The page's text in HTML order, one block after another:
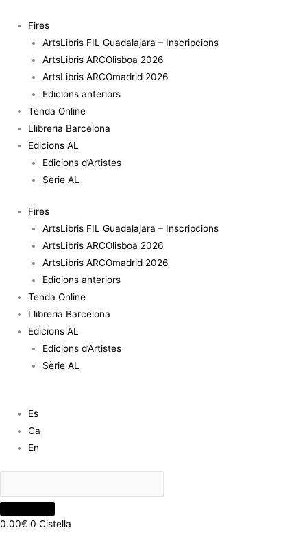
contingut
Fires
ArtsLibris FIL Guadalajara – Inscripcions
ArtsLibris ARCOlisboa 2026
ArtsLibris ARCOmadrid 2026
Edicions anteriors
Tenda Online
Llibreria Barcelona
Edicions AL
Edicions d’Artistes
Sèrie AL
Fires
ArtsLibris FIL Guadalajara – Inscripcions
ArtsLibris ARCOlisboa 2026
ArtsLibris ARCOmadrid 2026
Edicions anteriors
Tenda Online
Llibreria Barcelona
Edicions AL
Edicions d’Artistes
Sèrie AL
Es
Ca
En
0.00€ 0 Cistella
different